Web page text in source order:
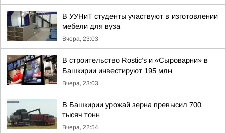
В УУНиТ студенты участвуют в изготовлении
мебели для вуза
Вчера, 23:03
В строительство Rostic’s и «Сыроварни» в
Башкирии инвестируют 195 млн
Вчера, 23:03
В Башкирии урожай зерна превысил 700
тысяч тонн
Вчера, 22:54